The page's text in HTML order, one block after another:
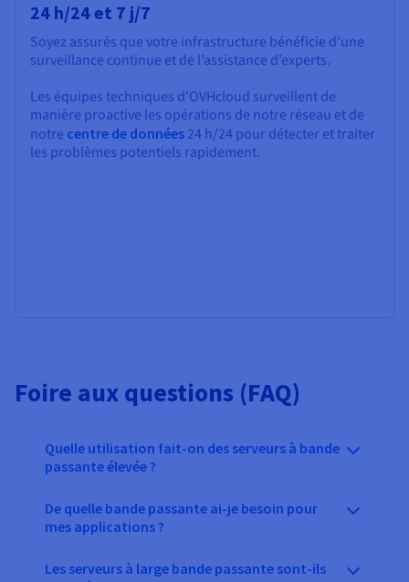
24 h/24 et 7 j/7
Soyez assurés que votre infrastructure bénéficie d’une
surveillance continue et de l’assistance d’experts.
Les équipes techniques d'OVHcloud surveillent de
manière proactive les opérations de notre réseau et de
notre centre de données 24 h/24 pour détecter et traiter
les problèmes potentiels rapidement.
Foire aux questions (FAQ)
Quelle utilisation fait-on des serveurs à bande
passante élevée ?
De quelle bande passante ai-je besoin pour
mes applications ?
Les serveurs à large bande passante sont-ils